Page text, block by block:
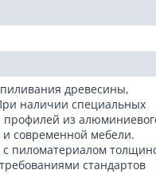
древесины,
наличии специальных
профилей из
современной мебели.
с пиломатериалом
стандартов